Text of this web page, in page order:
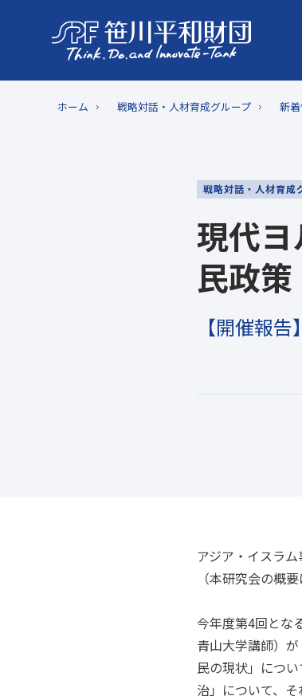
ホーム 戦略対話・人材育成グループ 新
戦略対話・人材育成
現代
民政策
【開催報
アジア・イスラ
（本研究会の概
今年度第4回とな
青山大学講師）
民の現状」につ
治」について、